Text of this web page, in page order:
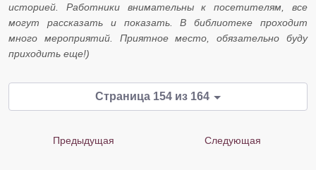
историей. Работники внимательны к посетителям, все
могут рассказать и показать. В библиотеке проходит
много мероприятий. Приятное место, обязательно буду
приходить еще!)
Страница 154 из 164
Предыдущая Следующая